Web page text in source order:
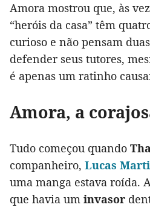
Amora mostrou que, às
“heróis da casa” têm
curioso e não pensam
defender seus tutores,
é apenas um ratinho
Amora, a
Tudo começou quando
companheiro, Lucas
uma manga estava roída.
que havia um invasor